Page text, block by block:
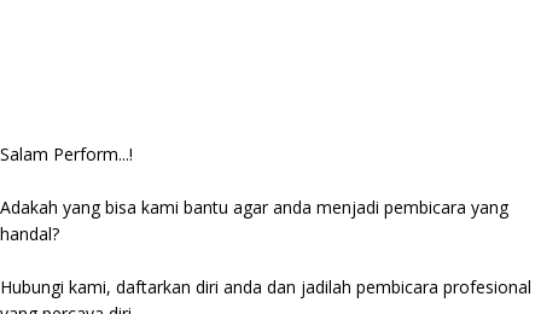
Salam Perform...!
Adakah yang bisa kami bantu agar anda menjadi pembicara yang
handal?
Hubungi kami, daftarkan diri anda dan jadilah pembicara profesional